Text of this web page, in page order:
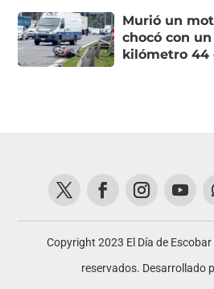
Murió un
chocó con
kilómetro 44
Copyright 2023 El Día de
reservados. Desarrollado